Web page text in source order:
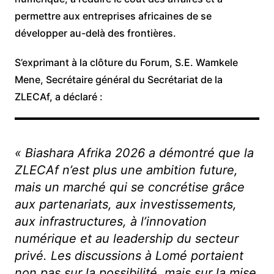
permettre aux entreprises africaines de se
développer au-delà des frontières.
S’exprimant à la clôture du Forum, S.E. Wamkele
Mene, Secrétaire général du Secrétariat de la
ZLECAf, a déclaré :
« Biashara Afrika 2026 a démontré que la
ZLECAf n’est plus une ambition future,
mais un marché qui se concrétise grâce
aux partenariats, aux investissements,
aux infrastructures, à l’innovation
numérique et au leadership du secteur
privé. Les discussions à Lomé portaient